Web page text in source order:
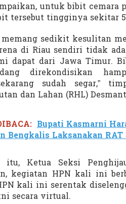
untuk bibit cemara
tersebut tingginya sekitar
sedikit kesulitan
di Riau sendiri tidak
dapat dari Jawa Timur.
direkondisikan
sudah segar,”
dan Lahan (RHL)
Bupati Kasmarni
Bengkalis Laksanakan RAT
itu, Ketua Seksi
kegiatan HPN kali ini
kali ini serentak
secara virtual.
Nusron: Patok Batas
Konflik dan Dukung